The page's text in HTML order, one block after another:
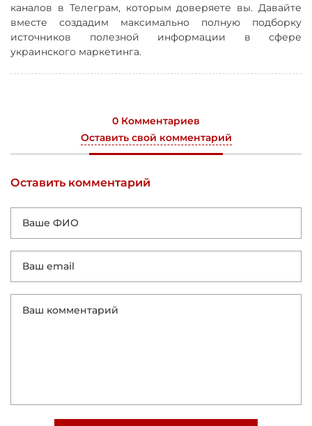
каналов в Телеграм, которым доверяете вы. Давайте
вместе создадим максимально полную подборку
источников полезной информации в сфере
украинского маркетинга.
0 Комментариев
Оставить свой комментарий
Оставить комментарий